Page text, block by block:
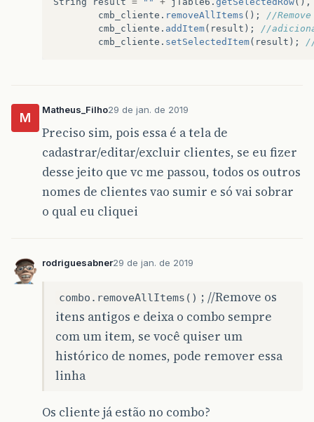
cmb_cliente . removeAllItems ();
//
cmb_cliente . addItem( result );
//
cmb_cliente . setSelectedItem( result );
M
Matheus_Filho29 de jan. de 2019
Preciso sim, pois essa é a tela de
cadastrar/editar/excluir clientes, se eu fizer
desse jeito que vc me passou, todos os outros
nomes de clientes vao sumir e só vai sobrar
o qual eu cliquei
rodriguesabner29 de jan. de 2019
combo.removeAllItems() ; //Remove os
itens antigos e deixa o combo sempre
com um item, se você quiser um
histórico de nomes, pode remover essa
linha
Os cliente já estão no combo?